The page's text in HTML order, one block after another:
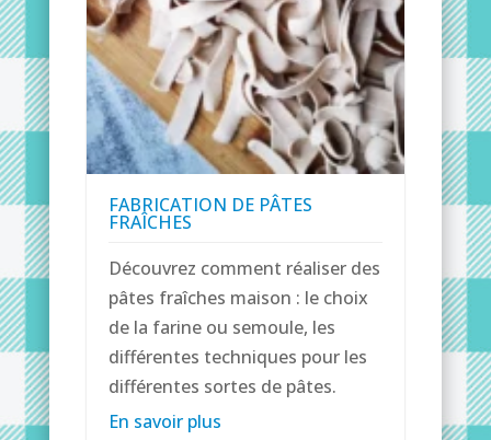
FABRICATION DE PÂTES
FRAÎCHES
Découvrez comment réaliser des
pâtes fraîches maison : le choix
de la farine ou semoule, les
différentes techniques pour les
différentes sortes de pâtes.
En savoir plus